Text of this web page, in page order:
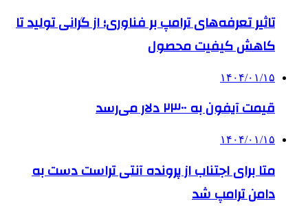
تاثیر تعرفه‌های ترامپ بر فناوری؛ از گرانی تولید تا
کاهش کیفیت محصول
۱۴۰۴/۰۱/۱۵
قیمت آیفون به ۲۳۰۰ دلار می‌رسد
۱۴۰۴/۰۱/۱۵
متا برای اجتناب از پرونده آنتی تراست دست به
دامن ترامپ شد